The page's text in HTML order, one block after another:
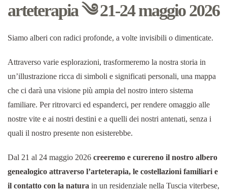
arteterapia ༄ 21-24 maggio 2026
Siamo alberi con radici profonde, a volte invisibili o dimenticate.
Attraverso varie esplorazioni, trasformeremo la nostra storia in
un’illustrazione ricca di simboli e significati personali, una mappa
che ci darà una visione più ampia del nostro intero sistema
familiare. Per ritrovarci ed espanderci, per rendere omaggio alle
nostre vite e ai nostri destini e a quelli dei nostri antenati, senza i
quali il nostro presente non esisterebbe.
Dal 21 al 24 maggio 2026 creeremo e curereno il nostro albero
genealogico attraverso l’arteterapia, le costellazioni familiari e
il contatto con la natura in un residenziale nella Tuscia viterbese,